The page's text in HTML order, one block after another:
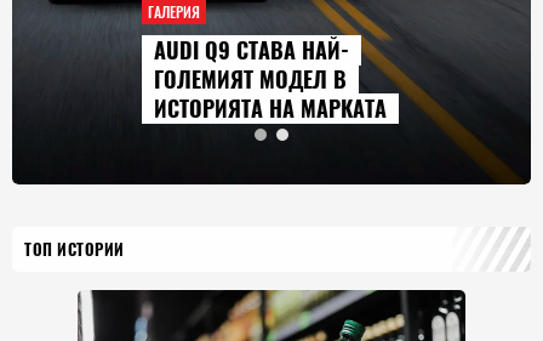
ГАЛЕРИЯ
AUDI Q9 СТАВА НАЙ-
ГОЛЕМИЯТ МОДЕЛ В
ИСТОРИЯТА НА МАРКАТА
ТОП ИСТОРИИ